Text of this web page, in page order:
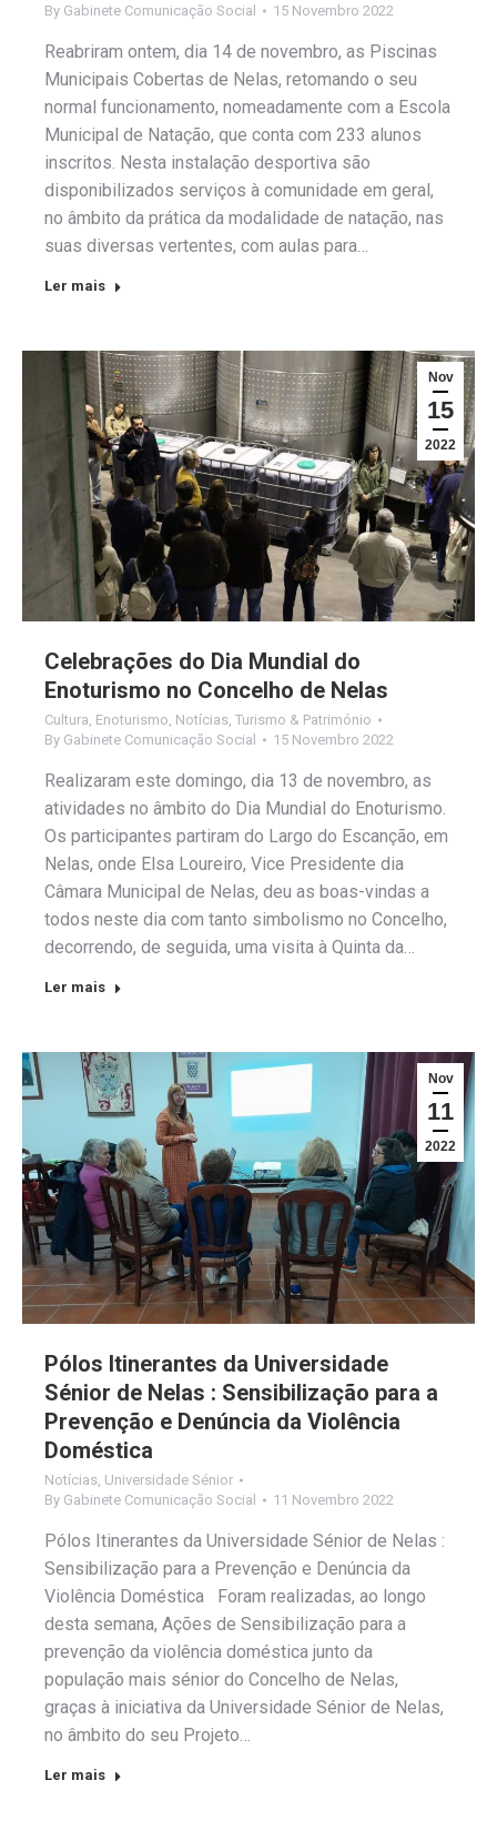
By Gabinete Comunicação Social 15 Novembro 2022
Reabriram ontem, dia 14 de novembro, as Piscinas
Municipais Cobertas de Nelas, retomando o seu
normal funcionamento, nomeadamente com a Escola
Municipal de Natação, que conta com 233 alunos
inscritos. Nesta instalação desportiva são
disponibilizados serviços à comunidade em geral,
no âmbito da prática da modalidade de natação, nas
suas diversas vertentes, com aulas para…
Ler mais
Nov
15
2022
Celebrações do Dia Mundial do
Enoturismo no Concelho de Nelas
Cultura, Enoturismo, Notícias, Turismo & Património
By Gabinete Comunicação Social 15 Novembro 2022
Realizaram este domingo, dia 13 de novembro, as
atividades no âmbito do Dia Mundial do Enoturismo.
Os participantes partiram do Largo do Escanção, em
Nelas, onde Elsa Loureiro, Vice Presidente dia
Câmara Municipal de Nelas, deu as boas-vindas a
todos neste dia com tanto simbolismo no Concelho,
decorrendo, de seguida, uma visita à Quinta da…
Ler mais
Nov
11
2022
Pólos Itinerantes da Universidade
Sénior de Nelas : Sensibilização para a
Prevenção e Denúncia da Violência
Doméstica
Notícias Universidade Sénior
By Gabinete Comunicação Social 11 Novembro 2022
Pólos Itinerantes da Universidade Sénior de Nelas :
Sensibilização para a Prevenção e Denúncia da
Violência Doméstica Foram realizadas, ao longo
desta semana, Ações de Sensibilização para a
prevenção da violência doméstica junto da
população mais sénior do Concelho de Nelas,
graças à iniciativa da Universidade Sénior de Nelas,
no âmbito do seu Projeto…
Ler mais